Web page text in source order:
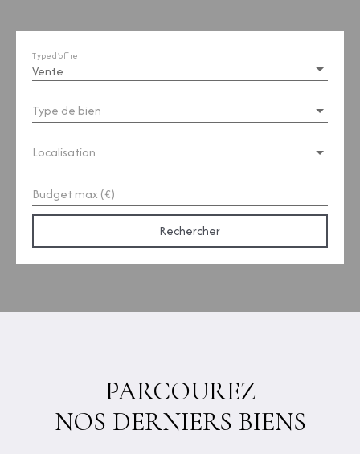
Vente
Type d'offre
Type de bien
Localisation
Budget max (€)
Rechercher
PARCOUREZ
NOS DERNIERS BIENS